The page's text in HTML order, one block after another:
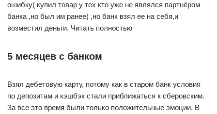
ошибку( купил товар у тех кто уже не являлся партнёром
банка ,но был им ранее) ,но банк взял ее на себя,и
возместил деньги. Читать полностью
5 месяцев с банком
Взял дебетовую карту, потому как в старом банк условия
по депозитам и кэшбэк стали приближаться к сберовским.
За все это время были только положительные эмоции. В